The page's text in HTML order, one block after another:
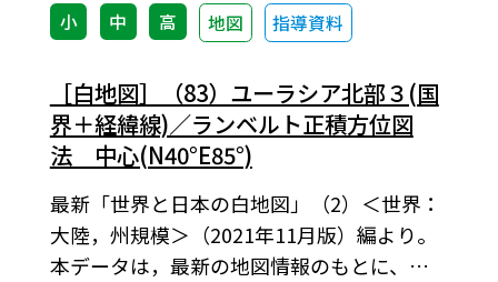
小 中 高 地図 指導資料
［白地図］（83）ユーラシア北部３(国
界＋経緯線)／ランベルト正積方位図
法 中心(N40°E85°)
最新「世界と日本の白地図」（2）＜世界：
大陸，州規模＞（2021年11月版）編より。
本データは，最新の地図情報のもとに、高